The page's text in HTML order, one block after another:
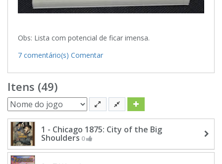
Obs: Lista com potencial de ficar imensa.
7 comentário(s) Comentar
Itens (49)
1 - Chicago 1875: City of the Big
Shoulders 0